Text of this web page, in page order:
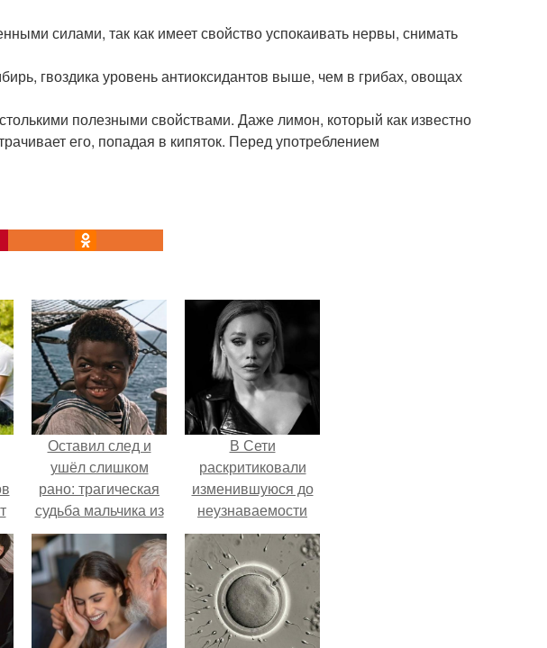
силами, так как имеет свойство успокаивать нервы, снимать
гвоздика уровень антиоксидантов выше, чем в грибах, овощах
полезными свойствами. Даже лимон, который как известно
его, попадая в кипяток. Перед употреблением
Оставил след и
ушёл слишком
рано: трагическая
судьба мальчика из
фильма
"Максимка".
В Сети
раскритиковали
изменившуюся до
неузнаваемости
Марину зудину.